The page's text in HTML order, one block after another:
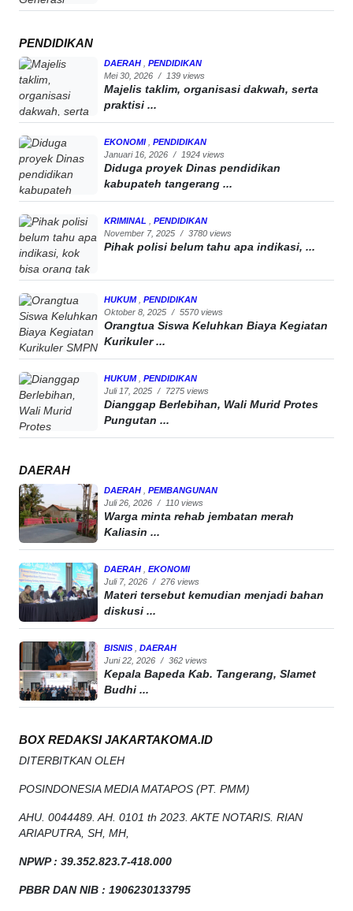
PENDIDIKAN
DAERAH
PENDIDIKAN
Mei 30, 2026 / 139 views
Majelis taklim, organisasi dakwah, serta
praktisi ...
EKONOMI
PENDIDIKAN
Januari 16, 2026 / 1924 views
Diduga proyek Dinas pendidikan
kabupateh tangerang ...
KRIMINAL
PENDIDIKAN
November 7, 2025 / 3780 views
Pihak polisi belum tahu apa indikasi, ...
HUKUM
PENDIDIKAN
Oktober 8, 2025 / 5570 views
Orangtua Siswa Keluhkan Biaya Kegiatan
Kurikuler ...
HUKUM
PENDIDIKAN
Juli 17, 2025 / 7275 views
Dianggap Berlebihan, Wali Murid Protes
Pungutan ...
DAERAH
DAERAH
PEMBANGUNAN
Juli 26, 2026 / 110 views
Warga minta rehab jembatan merah
Kaliasin ...
DAERAH
EKONOMI
Juli 7, 2026 / 276 views
Materi tersebut kemudian menjadi bahan
diskusi ...
BISNIS
DAERAH
Juni 22, 2026 / 362 views
Kepala Bapeda Kab. Tangerang, Slamet
Budhi ...
BOX REDAKSI JAKARTAKOMA.ID
DITERBITKAN OLEH
POSINDONESIA MEDIA MATAPOS (PT. PMM)
AHU. 0044489. AH. 0101 th 2023. AKTE NOTARIS. RIAN
ARIAPUTRA, SH, MH,
NPWP: 39.352.823.7-418.000
PBBR DAN NIB : 1906230133795